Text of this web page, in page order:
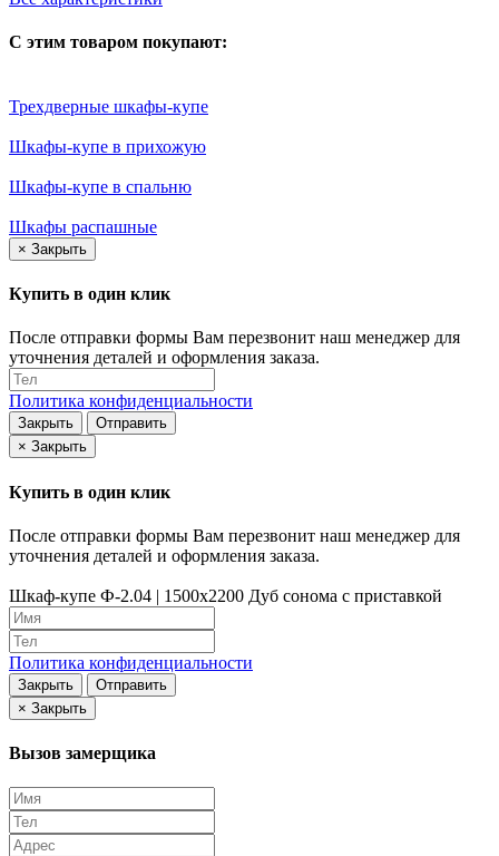
С этим товаром покупают:
Трехдверные шкафы-купе
Шкафы-купе в прихожую
Шкафы-купе в спальню
Шкафы распашные
× Закрыть
Купить в один клик
После отправки формы Вам перезвонит наш менеджер для
уточнения деталей и оформления заказа.
Политика конфиденциальности
Закрыть
Отправить
× Закрыть
Купить в один клик
После отправки формы Вам перезвонит наш менеджер для
уточнения деталей и оформления заказа.
Шкаф-купе Ф-2.04 | 1500x2200 Дуб сонома с приставкой
Политика конфиденциальности
Закрыть
Отправить
× Закрыть
Вызов замерщика